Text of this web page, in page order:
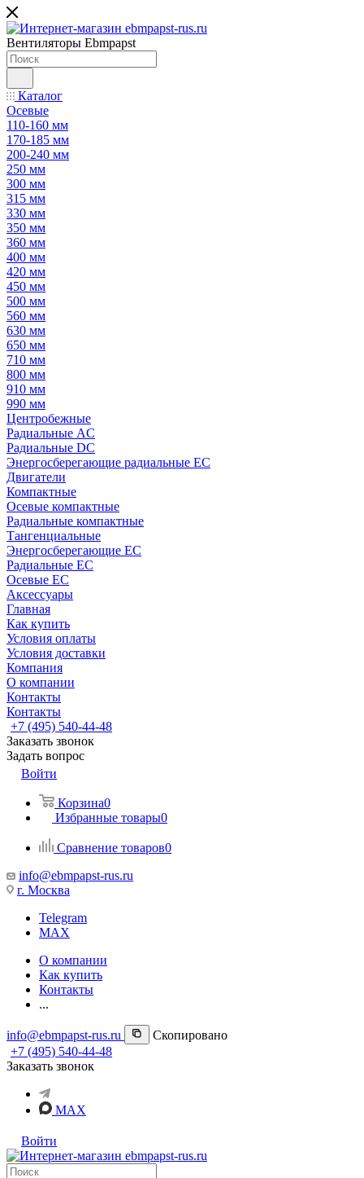
Вентиляторы Ebmpapst
Каталог
Осевые
110-160 мм
170-185 мм
200-240 мм
250 мм
300 мм
315 мм
330 мм
350 мм
360 мм
400 мм
420 мм
450 мм
500 мм
560 мм
630 мм
650 мм
710 мм
800 мм
910 мм
990 мм
Центробежные
Радиальные AC
Радиальные DC
Энергосберегающие радиальные EC
Двигатели
Компактные
Осевые компактные
Радиальные компактные
Тангенциальные
Энергосберегающие EC
Радиальные EC
Осевые EC
Аксессуары
Главная
Как купить
Условия оплаты
Условия доставки
Компания
О компании
Контакты
Контакты
+7 (495) 540-44-48
Заказать звонок
Задать вопрос
Войти
Корзина0
Избранные товары0
Сравнение товаров0
info@ebmpapst-rus.ru
г. Москва
Telegram
MAX
О компании
Как купить
Контакты
...
info@ebmpapst-rus.ru
Скопировано
+7 (495) 540-44-48
Заказать звонок
MAX
Войти